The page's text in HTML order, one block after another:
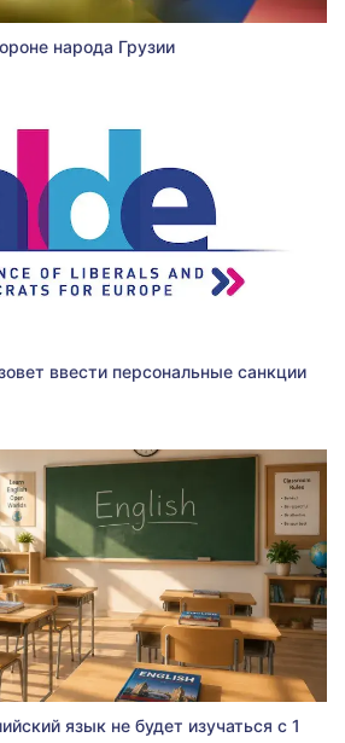
народа Грузии
ввести персональные санкции
язык не будет изучаться с 1